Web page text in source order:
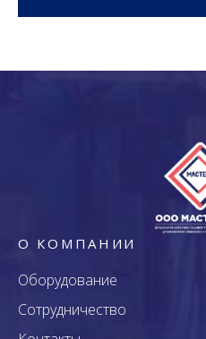
О КОМПАНИИ
Оборудование
Сотрудничество